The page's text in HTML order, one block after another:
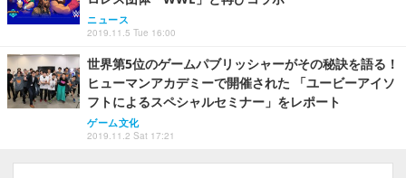
ニュース
2019.11.5 Tue 16:00
世界第5位のゲームパブリッシャーがその秘訣を語る！
ヒューマンアカデミーで開催された 「ユービーアイソ
フトによるスペシャルセミナー」をレポート
ゲーム文化
2019.11.2 Sat 17:21